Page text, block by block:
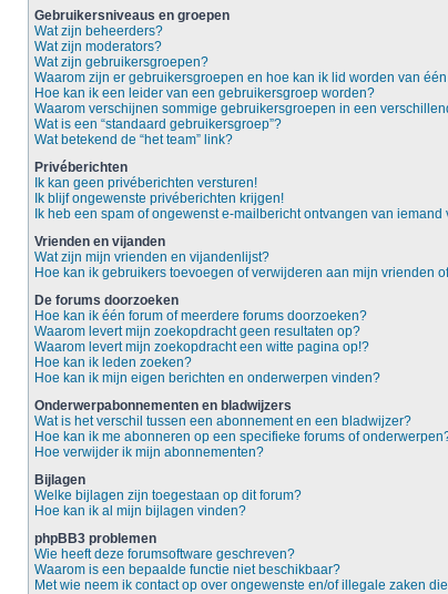
Gebruikersniveaus en groepen
Wat zijn beheerders?
Wat zijn moderators?
Wat zijn gebruikersgroepen?
Waarom zijn er gebruikersgroepen en hoe kan ik lid worden van
Hoe kan ik een leider van een gebruikersgroep worden?
Waarom verschijnen sommige gebruikersgroepen in een
Wat is een “standaard gebruikersgroep”?
Wat betekend de “het team” link?
Privéberichten
Ik kan geen privéberichten versturen!
Ik blijf ongewenste privéberichten krijgen!
Ik heb een spam of ongewenst e-mailbericht ontvangen van iemand
Vrienden en vijanden
Wat zijn mijn vrienden en vijandenlijst?
Hoe kan ik gebruikers toevoegen of verwijderen aan mijn vrienden
De forums doorzoeken
Hoe kan ik één forum of meerdere forums doorzoeken?
Waarom levert mijn zoekopdracht geen resultaten op?
Waarom levert mijn zoekopdracht een witte pagina op!?
Hoe kan ik leden zoeken?
Hoe kan ik mijn eigen berichten en onderwerpen vinden?
Onderwerpabonnementen en bladwijzers
Wat is het verschil tussen een abonnement en een bladwijzer?
Hoe kan ik me abonneren op een specifieke forums of
Hoe verwijder ik mijn abonnementen?
Bijlagen
Welke bijlagen zijn toegestaan op dit forum?
Hoe kan ik al mijn bijlagen vinden?
phpBB3 problemen
Wie heeft deze forumsoftware geschreven?
Waarom is een bepaalde functie niet beschikbaar?
Met wie neem ik contact op over ongewenste en/of illegale zaken